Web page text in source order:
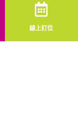
線上訂位